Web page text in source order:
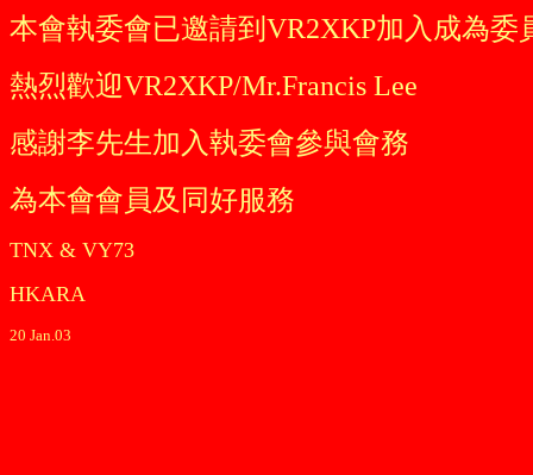
本會執委會已邀請到VR2XKP加入成為委
熱烈歡迎VR2XKP/Mr.Francis Lee
感謝李先生加入執委會參與會務
為本會會員及同好服務
TNX & VY73
HKARA
20 Jan.03